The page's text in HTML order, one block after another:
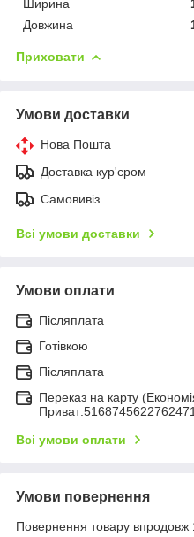
Ширина
Довжина
Приховати
Умови доставки
Нова Пошта
Доставка кур'єром
Самовивіз
Всі умови доставки
Умови оплати
Післяплата
Готівкою
Післяплата
Переказ на карту
Всі умови оплати
Умови повернення
Повернення товару впродовж